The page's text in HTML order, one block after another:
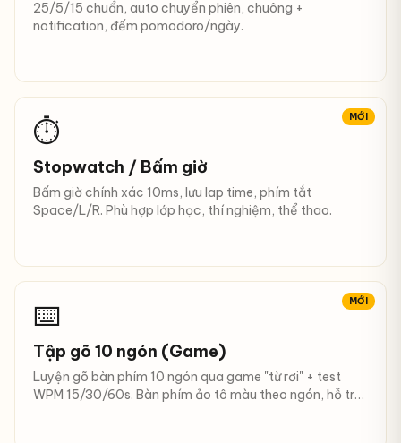
25/5/15 chuẩn, auto chuyển phiên, chuông +
notification, đếm pomodoro/ngày.
MỚI
⏱️
Stopwatch / Bấm giờ
Bấm giờ chính xác 10ms, lưu lap time, phím tắt
Space/L/R. Phù hợp lớp học, thí nghiệm, thể thao.
MỚI
⌨️
Tập gõ 10 ngón (Game)
Luyện gõ bàn phím 10 ngón qua game "từ rơi" + test
WPM 15/30/60s. Bàn phím ảo tô màu theo ngón, hỗ trợ